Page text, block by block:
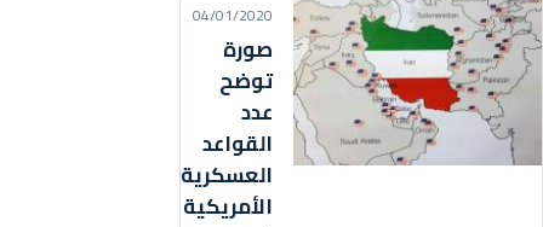
04/01/2020
صورة
توضح
عدد
القواعد
العسكرية
الأمريكية